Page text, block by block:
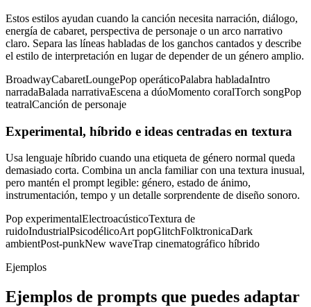
Estos estilos ayudan cuando la canción necesita narración, diálogo,
energía de cabaret, perspectiva de personaje o un arco narrativo
claro. Separa las líneas habladas de los ganchos cantados y describe
el estilo de interpretación en lugar de depender de un género amplio.
BroadwayCabaretLoungePop operáticoPalabra habladaIntro
narradaBalada narrativaEscena a dúoMomento coralTorch songPop
teatralCanción de personaje
Experimental, híbrido e ideas centradas en textura
Usa lenguaje híbrido cuando una etiqueta de género normal queda
demasiado corta. Combina un ancla familiar con una textura inusual,
pero mantén el prompt legible: género, estado de ánimo,
instrumentación, tempo y un detalle sorprendente de diseño sonoro.
Pop experimentalElectroacústicoTextura de
ruidoIndustrialPsicodélicoArt popGlitchFolktronicaDark
ambientPost-punkNew waveTrap cinematográfico híbrido
Ejemplos
Ejemplos de prompts que puedes adaptar